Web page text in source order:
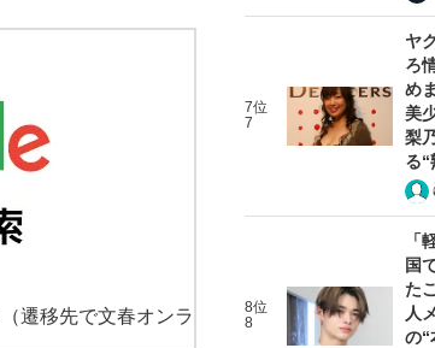
（遷移先で文春オンラ
7位
7
ヤ
ろ
め
美
梨
る“
8位
8
「
国
た
人
の“